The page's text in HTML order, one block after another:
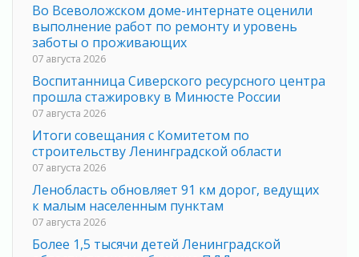
Во Всеволожском доме-интернате оценили
выполнение работ по ремонту и уровень
заботы о проживающих
07 августа 2026
Воспитанница Сиверского ресурсного центра
прошла стажировку в Минюсте России
07 августа 2026
Итоги совещания с Комитетом по
строительству Ленинградской области
07 августа 2026
Ленобласть обновляет 91 км дорог, ведущих
к малым населенным пунктам
07 августа 2026
Более 1,5 тысячи детей Ленинградской